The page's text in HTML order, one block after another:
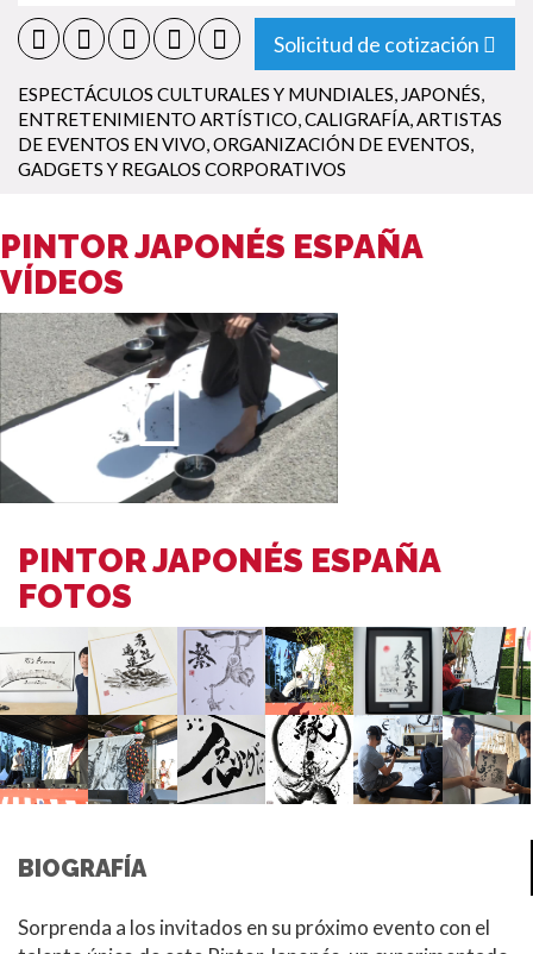
Solicitud de cotización
ESPECTÁCULOS CULTURALES Y MUNDIALES, JAPONÉS,
ENTRETENIMIENTO ARTÍSTICO,CALIGRAFÍA,ARTISTAS
DE EVENTOS EN VIVO,ORGANIZACIÓN DE EVENTOS,
GADGETS Y REGALOS CORPORATIVOS
PINTOR JAPONÉS ESPAÑA
VÍDEOS
PINTOR JAPONÉS ESPAÑA
FOTOS
BIOGRAFÍA
Sorprenda a los invitados en su próximo evento con el